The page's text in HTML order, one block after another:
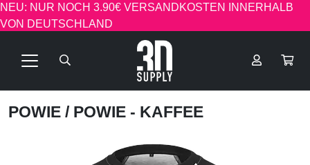
NEU: NUR NOCH 3.90€ VERSANDKOSTEN INNERHALB
VON DEUTSCHLAND
POWIE / POWIE - KAFFEE